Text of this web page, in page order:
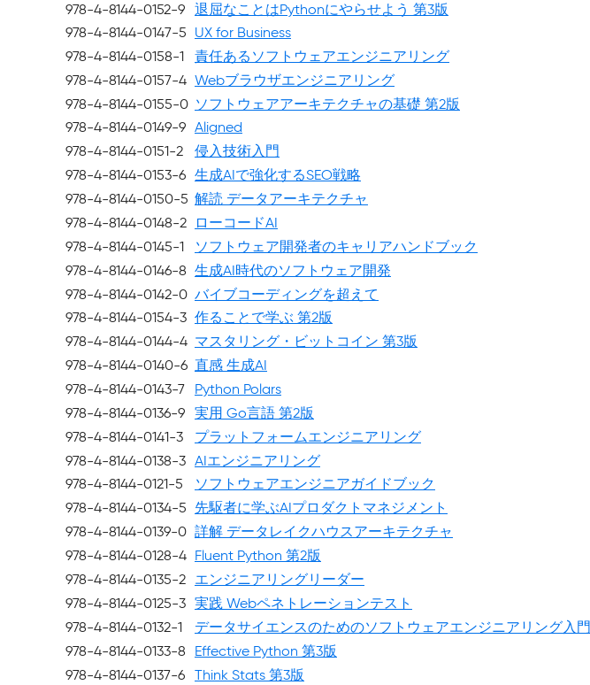
978-4-8144-0152-9 退屈なことはPythonにやらせよう 第3版
978-4-8144-0147-5 UX for Business
978-4-8144-0158-1
責任あるソフトウェアエンジニアリング
978-4-8144-0157-4 Webブラウザエンジニアリング
978-4-8144-0155-0 ソフトウェアアーキテクチャの基礎 第2版
978-4-8144-0149-9 Aligned
978-4-8144-0151-2
侵入技術入門
978-4-8144-0153-6 生成AIで強化するSEO戦略
978-4-8144-0150-5 解読 データアーキテクチャ
978-4-8144-0148-2
ローコードAI
978-4-8144-0145-1
ソフトウェア開発者のキャリアハンドブック
978-4-8144-0146-8 生成AI時代のソフトウェア開発
978-4-8144-0142-0 バイブコーディングを超えて
978-4-8144-0154-3 作ることで学ぶ 第2版
978-4-8144-0144-4 マスタリング・ビットコイン 第3版
978-4-8144-0140-6 直感 生成AI
978-4-8144-0143-7
Python Polars
978-4-8144-0136-9 実用 Go言語 第2版
978-4-8144-0141-3
プラットフォームエンジニアリング
978-4-8144-0138-3 AIエンジニアリング
978-4-8144-0121-5
ソフトウェアエンジニアガイドブック
978-4-8144-0134-5 先駆者に学ぶAIプロダクトマネジメント
978-4-8144-0139-0 詳解 データレイクハウスアーキテクチャ
978-4-8144-0128-4 Fluent Python 第2版
978-4-8144-0135-2 エンジニアリングリーダー
978-4-8144-0125-3 実践 Webペネトレーションテスト
978-4-8144-0132-1
データサイエンスのためのソフトウェアエンジニアリング入門
978-4-8144-0133-8
Effective Python 第3版
978-4-8144-0137-6 Think Stats 第3版